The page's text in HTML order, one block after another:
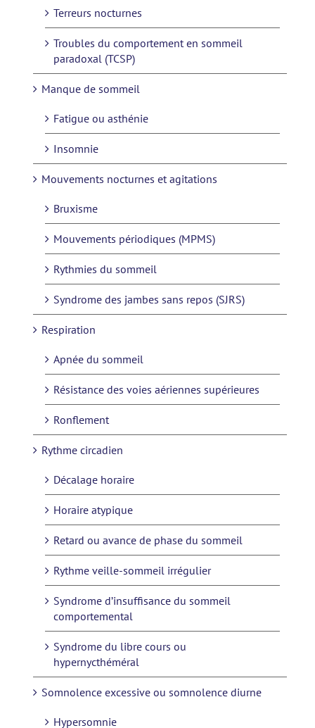
Terreurs nocturnes
Troubles du comportement en sommeil
paradoxal (TCSP)
Manque de sommeil
Fatigue ou asthénie
Insomnie
Mouvements nocturnes et agitations
Bruxisme
Mouvements périodiques (MPMS)
Rythmies du sommeil
Syndrome des jambes sans repos (SJRS)
Respiration
Apnée du sommeil
Résistance des voies aériennes supérieures
Ronflement
Rythme circadien
Décalage horaire
Horaire atypique
Retard ou avance de phase du sommeil
Rythme veille-sommeil irrégulier
Syndrome d’insuffisance du sommeil
comportemental
Syndrome du libre cours ou
hypernycthéméral
Somnolence excessive ou somnolence diurne
Hypersomnie